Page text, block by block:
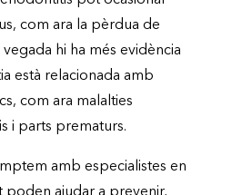
com ara la pèrdua de
hi ha més evidència
està relacionada amb
com ara malalties
i parts prematurs.
amb especialistes en